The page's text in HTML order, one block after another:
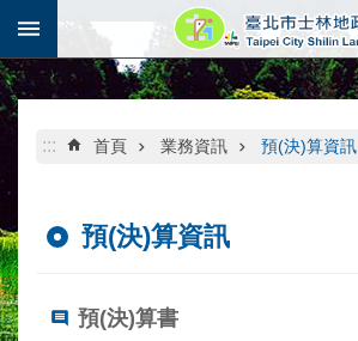
跳到主要內容區塊
::: 首頁 業務資訊 預(決)算資訊
預(決)算資訊
預(決)算書